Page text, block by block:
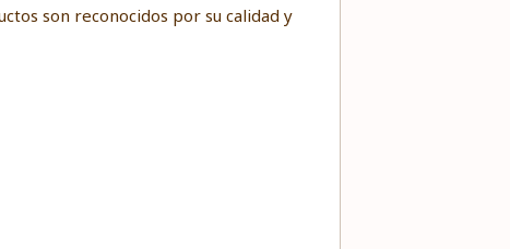
son reconocidos por su calidad y